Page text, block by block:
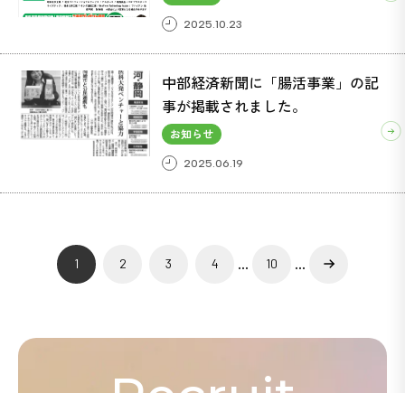
2025.10.23
中部経済新聞に「腸活事業」の記
事が掲載されました。
お知らせ
2025.06.19
1 2 3 4 ... 10 ...